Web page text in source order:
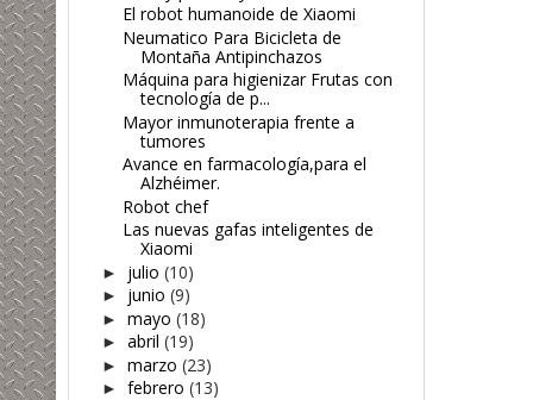
El robot humanoide de Xiaomi
Neumatico Para Bicicleta de
Montaña Antipinchazos
Máquina para higienizar Frutas con
tecnología de p...
Mayor inmunoterapia frente a
tumores
Avance en farmacología,para el
Alzhéimer.
Robot chef
Las nuevas gafas inteligentes de
Xiaomi
► julio (10)
► junio (9)
► mayo (18)
► abril (19)
► marzo (23)
► febrero (13)